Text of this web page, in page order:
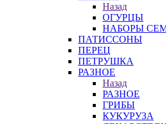
Назад
ОГУРЦЫ
НАБОРЫ
ПАТИССОНЫ
ПЕРЕЦ
ПЕТРУШКА
РАЗНОЕ
Назад
РАЗНОЕ
ГРИБЫ
КУКУРУЗА